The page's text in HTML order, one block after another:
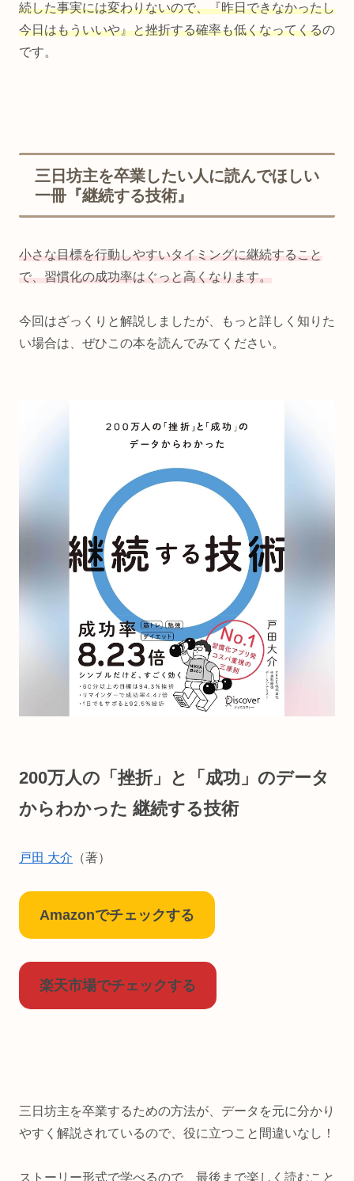
続した事実には変わりないので、『昨日できなかったし
今日はもういいや』と挫折する確率も低くなってくるの
です。
三日坊主を卒業したい人に読んでほしい
一冊『継続する技術』
小さな目標を行動しやすいタイミングに継続すること
で、習慣化の成功率はぐっと高くなります。
今回はざっくりと解説しましたが、もっと詳しく知りた
い場合は、ぜひこの本を読んでみてください。
200万人の「挫折」と「成功」のデータ
からわかった 継続する技術
戸田 大介 （著）
Amazonでチェックする
楽天市場でチェックする
三日坊主を卒業するための方法が、データを元に分かり
やすく解説されているので、役に立つこと間違いなし！
ストーリー形式で学べるので、最後まで楽しく読むこと